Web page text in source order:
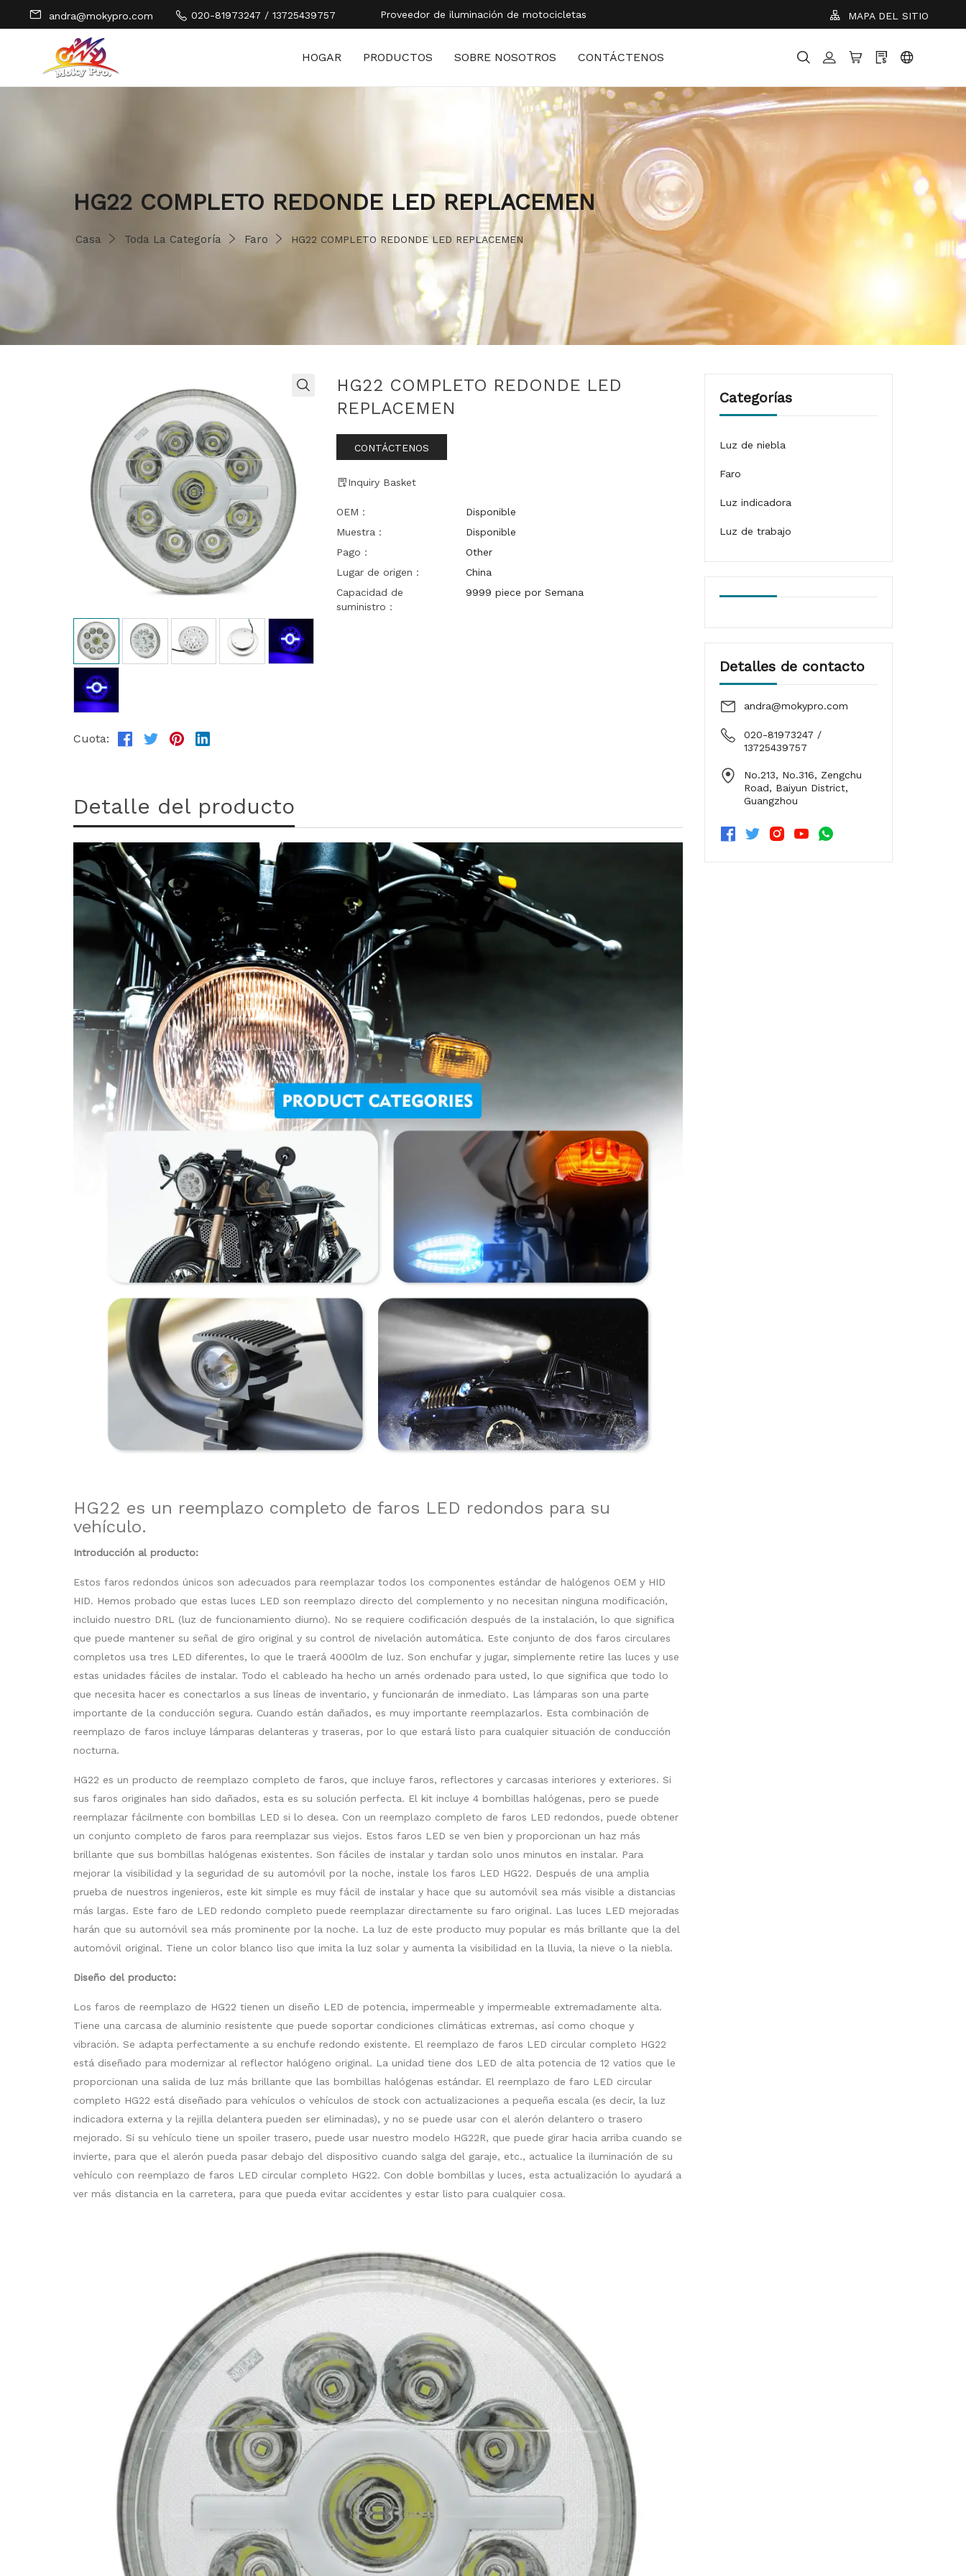
andra@mokypro.com 020-81973247 / 13725439757 Proveedor de iluminación de motocicletas MAPA DEL SITIO
HOGAR PRODUCTOS SOBRE NOSOTROS CONTÁCTENOS
HG22 COMPLETO REDONDE LED REPLACEMEN
Casa Toda La Categoría Faro HG22 COMPLETO REDONDE LED REPLACEMEN
Cuota:
HG22 COMPLETO REDONDE LED
REPLACEMEN
CONTÁCTENOS
Inquiry Basket
OEM：
Disponible
Muestra：
Disponible
Pago：
Other
Lugar de origen：
China
Capacidad de
suministro：
9999 piece por Semana
Detalle del producto
HG22 es un reemplazo completo de faros LED redondos para su
vehículo.
Introducción al producto:
Estos faros redondos únicos son adecuados para reemplazar todos los componentes estándar de halógenos OEM y HID
HID. Hemos probado que estas luces LED son reemplazo directo del complemento y no necesitan ninguna modificación,
incluido nuestro DRL (luz de funcionamiento diurno). No se requiere codificación después de la instalación, lo que significa
que puede mantener su señal de giro original y su control de nivelación automática. Este conjunto de dos faros circulares
completos usa tres LED diferentes, lo que le traerá 4000lm de luz. Son enchufar y jugar, simplemente retire las luces y use
estas unidades fáciles de instalar. Todo el cableado ha hecho un arnés ordenado para usted, lo que significa que todo lo
que necesita hacer es conectarlos a sus líneas de inventario, y funcionarán de inmediato. Las lámparas son una parte
importante de la conducción segura. Cuando están dañados, es muy importante reemplazarlos. Esta combinación de
reemplazo de faros incluye lámparas delanteras y traseras, por lo que estará listo para cualquier situación de conducción
nocturna.
HG22 es un producto de reemplazo completo de faros, que incluye faros, reflectores y carcasas interiores y exteriores. Si
sus faros originales han sido dañados, esta es su solución perfecta. El kit incluye 4 bombillas halógenas, pero se puede
reemplazar fácilmente con bombillas LED si lo desea. Con un reemplazo completo de faros LED redondos, puede obtener
un conjunto completo de faros para reemplazar sus viejos. Estos faros LED se ven bien y proporcionan un haz más
brillante que sus bombillas halógenas existentes. Son fáciles de instalar y tardan solo unos minutos en instalar. Para
mejorar la visibilidad y la seguridad de su automóvil por la noche, instale los faros LED HG22. Después de una amplia
prueba de nuestros ingenieros, este kit simple es muy fácil de instalar y hace que su automóvil sea más visible a distancias
más largas. Este faro de LED redondo completo puede reemplazar directamente su faro original. Las luces LED mejoradas
harán que su automóvil sea más prominente por la noche. La luz de este producto muy popular es más brillante que la del
automóvil original. Tiene un color blanco liso que imita la luz solar y aumenta la visibilidad en la lluvia, la nieve o la niebla.
Diseño del producto:
Los faros de reemplazo de HG22 tienen un diseño LED de potencia, impermeable y impermeable extremadamente alta.
Tiene una carcasa de aluminio resistente que puede soportar condiciones climáticas extremas, así como choque y
vibración. Se adapta perfectamente a su enchufe redondo existente. El reemplazo de faros LED circular completo HG22
está diseñado para modernizar al reflector halógeno original. La unidad tiene dos LED de alta potencia de 12 vatios que le
proporcionan una salida de luz más brillante que las bombillas halógenas estándar. El reemplazo de faro LED circular
completo HG22 está diseñado para vehículos o vehículos de stock con actualizaciones a pequeña escala (es decir, la luz
indicadora externa y la rejilla delantera pueden ser eliminadas), y no se puede usar con el alerón delantero o trasero
mejorado. Si su vehículo tiene un spoiler trasero, puede usar nuestro modelo HG22R, que puede girar hacia arriba cuando se
invierte, para que el alerón pueda pasar debajo del dispositivo cuando salga del garaje, etc., actualice la iluminación de su
vehículo con reemplazo de faros LED circular completo HG22. Con doble bombillas y luces, esta actualización lo ayudará a
ver más distancia en la carretera, para que pueda evitar accidentes y estar listo para cualquier cosa.
Categorías
Luz de niebla
Faro
Luz indicadora
Luz de trabajo
Detalles de contacto
andra@mokypro.com
020-81973247 /
13725439757
No.213, No.316, Zengchu
Road, Baiyun District,
Guangzhou